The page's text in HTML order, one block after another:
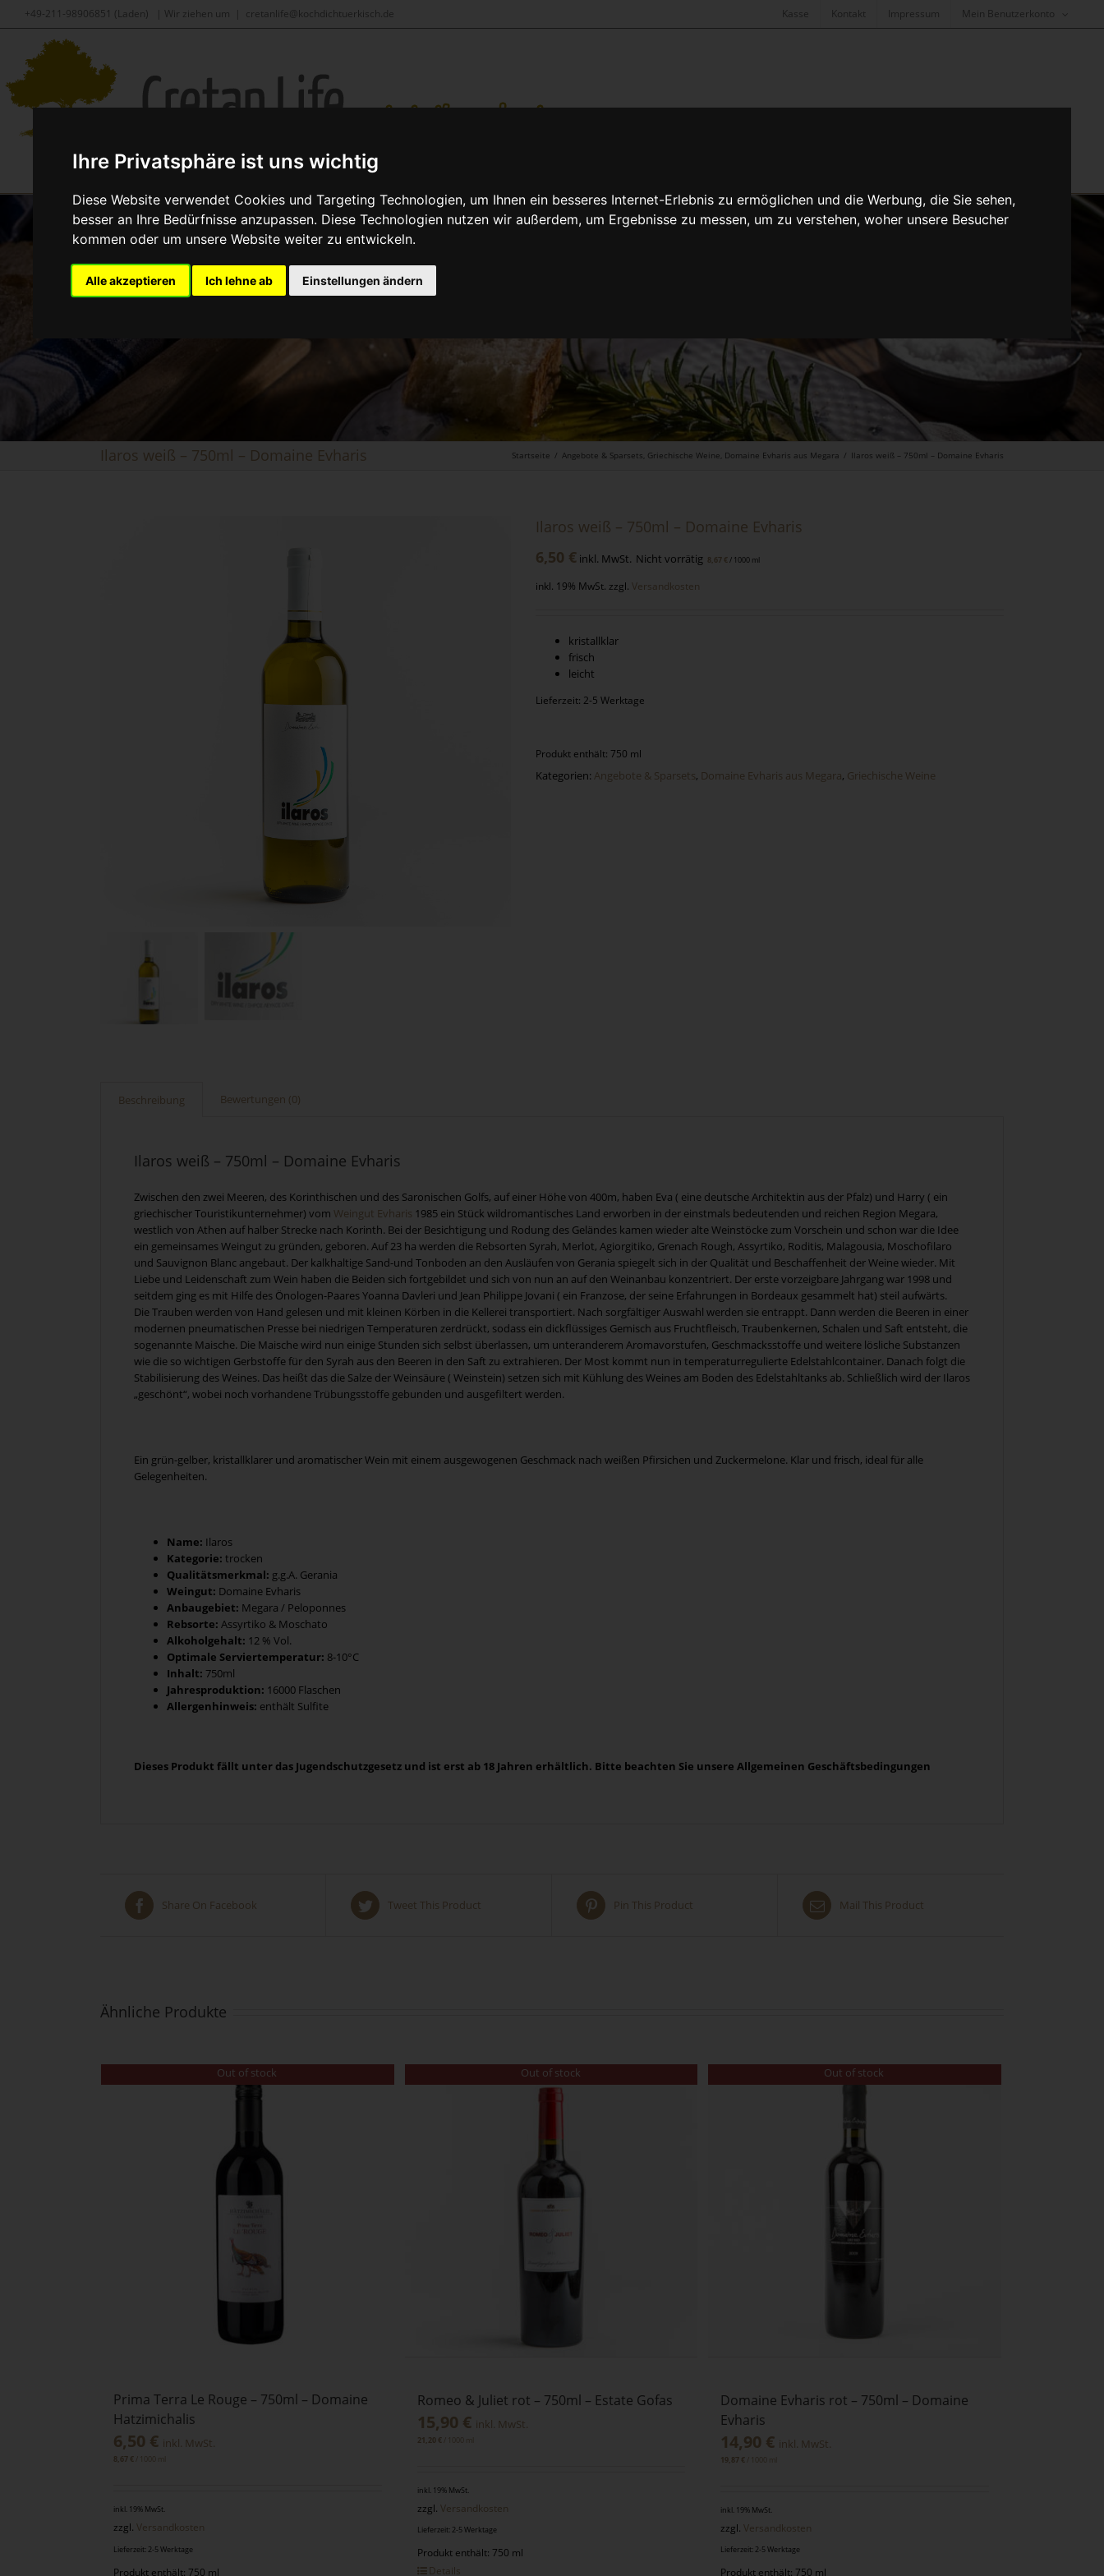
Ihre Privatsphäre ist uns wichtig
Diese Website verwendet Cookies und Targeting Technologien, um Ihnen ein besseres Internet-Erlebnis zu ermöglichen und die Werbung, die Sie sehen,
besser an Ihre Bedürfnisse anzupassen. Diese Technologien nutzen wir außerdem, um Ergebnisse zu messen, um zu verstehen, woher unsere Besucher
kommen oder um unsere Website weiter zu entwickeln.
Alle akzeptieren Ich lehne ab Einstellungen ändern
+49-211-98906851 (Laden) Wir ziehen um cretanlife@kochdichtuerkisch.de Kasse Kontakt Impressum Mein Benutzerkonto
Wieder da!
Geras Natives Olivenöl
Ilaros weiß – 750ml – Domaine Evharis Startseite / Angebote & Sparsets Griechische Weine Domaine Evharis aus Megara / Ilaros weiß – 750ml – Domaine Evharis
Ilaros weiß – 750ml – Domaine Evharis
6,50 € inkl. MwSt. Nicht vorrätig 8,67 €/ 1000 ml
inkl. 19% MwSt. zzgl. Versandkosten
kristallklar
frisch
leicht
Lieferzeit: 2-5 Werktage
Produkt enthält: 750 ml
Kategorien: Angebote & Sparsets, Domaine Evharis aus Megara, Griechische Weine
Beschreibung Bewertungen (0)
Ilaros weiß – 750ml – Domaine Evharis
Zwischen den zwei Meeren, des Korinthischen und des Saronischen Golfs, auf einer Höhe von 400m, haben Eva ( eine deutsche Architektin aus der Pfalz) und Harry ( ein
griechischer Touristikunternehmer) vom Weingut Evharis 1985 ein Stück wildromantisches Land erworben in der einstmals bedeutenden und reichen Region Megara,
westlich von Athen auf halber Strecke nach Korinth. Bei der Besichtigung und Rodung des Geländes kamen wieder alte Weinstöcke zum Vorschein und schon war die Idee
ein gemeinsames Weingut zu gründen, geboren. Auf 23 ha werden die Rebsorten Syrah, Merlot, Agiorgitiko, Grenach Rough, Assyrtiko, Roditis, Malagousia, Moschofilaro
und Sauvignon Blanc angebaut. Der kalkhaltige Sand-und Tonboden an den Ausläufen von Gerania spiegelt sich in der Qualität und Beschaffenheit der Weine wieder. Mit
Liebe und Leidenschaft zum Wein haben die Beiden sich fortgebildet und sich von nun an auf den Weinanbau konzentriert. Der erste vorzeigbare Jahrgang war 1998 und
seitdem ging es mit Hilfe des Önologen-Paares Yoanna Davleri und Jean Philippe Jovani ( ein Franzose, der seine Erfahrungen in Bordeaux gesammelt hat) steil aufwärts.
Die Trauben werden von Hand gelesen und mit kleinen Körben in die Kellerei transportiert. Nach sorgfältiger Auswahl werden sie entrappt. Dann werden die Beeren in einer
modernen pneumatischen Presse bei niedrigen Temperaturen zerdrückt, sodass ein dickflüssiges Gemisch aus Fruchtfleisch, Traubenkernen, Schalen und Saft entsteht, die
sogenannte Maische. Die Maische wird nun einige Stunden sich selbst überlassen, um unteranderem Aromavorstufen, Geschmacksstoffe und weitere lösliche Substanzen
wie die so wichtigen Gerbstoffe für den Syrah aus den Beeren in den Saft zu extrahieren. Der Most kommt nun in temperaturregulierte Edelstahlcontainer. Danach folgt die
Stabilisierung des Weines. Das heißt das die Salze der Weinsäure ( Weinstein) setzen sich mit Kühlung des Weines am Boden des Edelstahltanks ab. Schließlich wird der Ilaros
„geschönt“, wobei noch vorhandene Trübungsstoffe gebunden und ausgefiltert werden.
Ein grün-gelber, kristallklarer und aromatischer Wein mit einem ausgewogenen Geschmack nach weißen Pfirsichen und Zuckermelone. Klar und frisch, ideal für alle
Gelegenheiten.
Name: Ilaros
Kategorie: trocken
Qualitätsmerkmal: g.g.A. Gerania
Weingut: Domaine Evharis
Anbaugebiet: Megara / Peloponnes
Rebsorte: Assyrtiko & Moschato
Alkoholgehalt: 12 % Vol.
Optimale Serviertemperatur: 8-10°C
Inhalt: 750ml
Jahresproduktion: 16000 Flaschen
Allergenhinweis: enthält Sulfite
Dieses Produkt fällt unter das Jugendschutzgesetz und ist erst ab 18 Jahren erhältlich. Bitte beachten Sie unsere Allgemeinen Geschäftsbedingungen
Share On Facebook Tweet This Product Pin This Product Mail This Product
Ähnliche Produkte
Out of stock
Prima Terra Le Rouge – 750ml – Domaine
Hatzimichalis
6,50 € inkl. MwSt.
8,67 € 1000
inkl. 19% MwSt.
zzgl. Versandkosten
Lieferzeit: 2-5 Werktage
Produkt enthält: 750 ml
Out of stock
Romeo & Juliet rot – 750ml – Estate Gofas
15,90 € inkl. MwSt.
21,20 €/ 1000
inkl. 19% MwSt.
zzgl. Versandkosten
Lieferzeit: 2-5 Werktage
Produkt enthält: 750 ml
Details
Out of stock
Domaine Evharis rot – 750ml – Domaine
Evharis
14,90 € inkl. MwSt.
19,87 € 1000
inkl. 19% MwSt.
zzgl.Versandkosten
Lieferzeit: 2-5 Werktage
Produkt enthält: 750 ml